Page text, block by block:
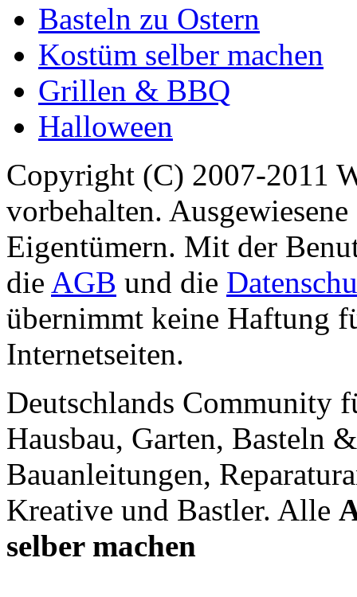
Basteln zu Ostern
Kostüm selber machen
Grillen & BBQ
Halloween
Copyright (C) 2007-2011
vorbehalten.
Eigentümern. Mit der
die AGB und die
übernimmt keine Haftung
Internetseiten.
Deutschlands Community
Hausbau, Garten, Basteln
Bauanleitungen,
Kreative und Bastler. Alle
selber machen